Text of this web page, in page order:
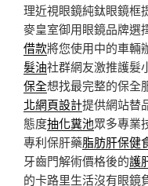
理近視眼鏡純鈦眼鏡框
麥皇室御用眼鏡品牌選
借款將您使用中的車輛
髮油社群網友激推護髮
保全想找最完整的保全
北網頁設計提供網站替
態度抽化糞池眾多專業
專利保肝藥脂肪肝保健
牙齒門解術價格後的護
的卡路里生活沒有眼鏡